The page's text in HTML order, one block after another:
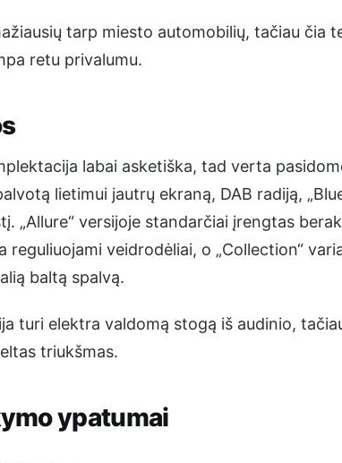
tarp miesto automobilių, tačiau čia
retu privalumu.
labai asketiška, tad verta
lietimui jautrų ekraną, DAB radiją,
„Allure“ versijoje standarčiai įrengtas
reguliuojami veidrodėliai, o „Collection“
baltą spalvą.
turi elektra valdomą stogą iš audinio,
triukšmas.
ypatumai